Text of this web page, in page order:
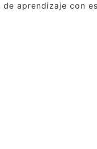
de aprendizaje con